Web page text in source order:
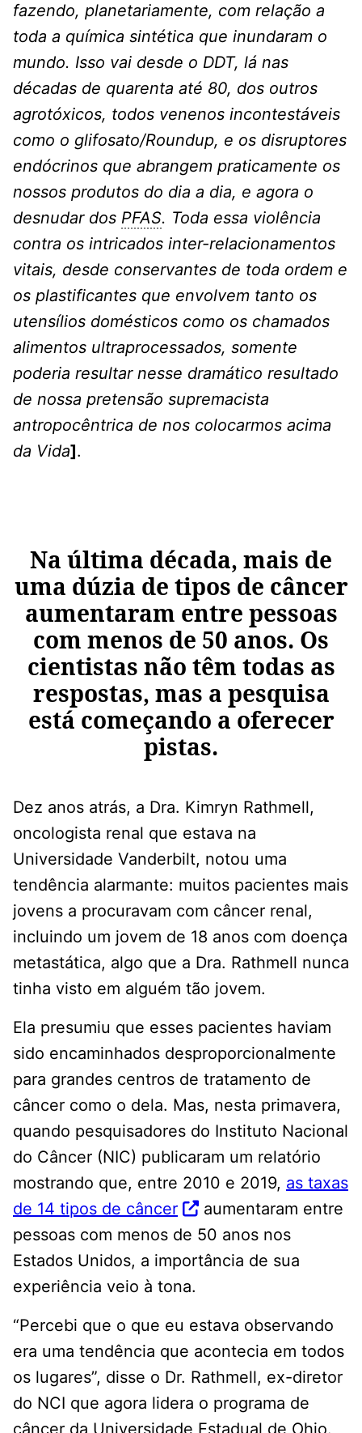
fazendo, planetariamente, com relação a
toda a química sintética que inundaram o
mundo. Isso vai desde o DDT, lá nas
décadas de quarenta até 80, dos outros
agrotóxicos, todos venenos incontestáveis
como o glifosato/Roundup, e os disruptores
endócrinos que abrangem praticamente os
nossos produtos do dia a dia, e agora o
desnudar dos PFAS. Toda essa violência
contra os intricados inter-relacionamentos
vitais, desde conservantes de toda ordem e
os plastificantes que envolvem tanto os
utensílios domésticos como os chamados
alimentos ultraprocessados, somente
poderia resultar nesse dramático resultado
de nossa pretensão supremacista
antropocêntrica de nos colocarmos acima
da Vida].
Na última década, mais de
uma dúzia de tipos de câncer
aumentaram entre pessoas
com menos de 50 anos. Os
cientistas não têm todas as
respostas, mas a pesquisa
está começando a oferecer
pistas.
Dez anos atrás, a Dra. Kimryn Rathmell,
oncologista renal que estava na
Universidade Vanderbilt, notou uma
tendência alarmante: muitos pacientes mais
jovens a procuravam com câncer renal,
incluindo um jovem de 18 anos com doença
metastática, algo que a Dra. Rathmell nunca
tinha visto em alguém tão jovem.
Ela presumiu que esses pacientes haviam
sido encaminhados desproporcionalmente
para grandes centros de tratamento de
câncer como o dela. Mas, nesta primavera,
quando pesquisadores do Instituto Nacional
do Câncer (NIC) publicaram um relatório
mostrando que, entre 2010 e 2019, as taxas
de 14 tipos de câncer
aumentaram entre
pessoas com menos de 50 anos nos
Estados Unidos, a importância de sua
experiência veio à tona.
“Percebi que o que eu estava observando
era uma tendência que acontecia em todos
os lugares”, disse o Dr. Rathmell, ex-diretor
do NCI que agora lidera o programa de
câncer da Universidade Estadual de Ohio.